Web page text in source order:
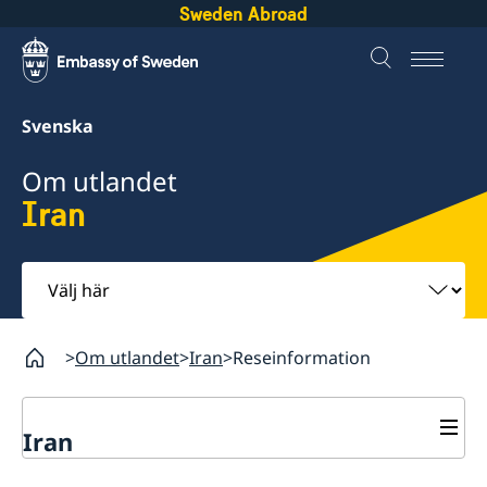
Sweden Abroad
Svenska
Om utlandet
Iran
Välj
här
Om utlandet Iran Reseinformation
Iran